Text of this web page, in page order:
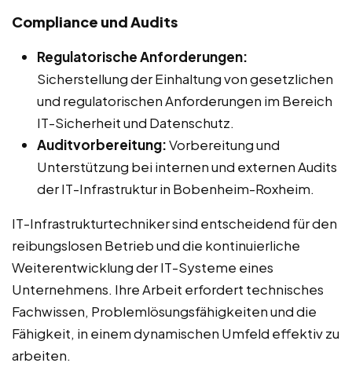
Compliance und Audits
Regulatorische Anforderungen:
Sicherstellung der Einhaltung von gesetzlichen
und regulatorischen Anforderungen im Bereich
IT-Sicherheit und Datenschutz.
Auditvorbereitung:Vorbereitung und
Unterstützung bei internen und externen Audits
der IT-Infrastruktur in Bobenheim-Roxheim.
IT-Infrastrukturtechniker sind entscheidend für den
reibungslosen Betrieb und die kontinuierliche
Weiterentwicklung der IT-Systeme eines
Unternehmens. Ihre Arbeit erfordert technisches
Fachwissen, Problemlösungsfähigkeiten und die
Fähigkeit, in einem dynamischen Umfeld effektiv zu
arbeiten.